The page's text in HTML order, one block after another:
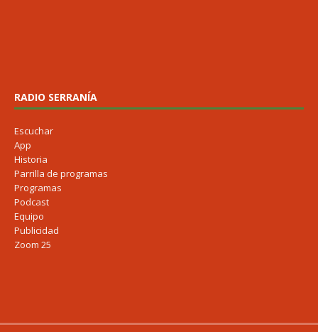
RADIO SERRANÍA
Escuchar
App
Historia
Parrilla de programas
Programas
Podcast
Equipo
Publicidad
Zoom 25